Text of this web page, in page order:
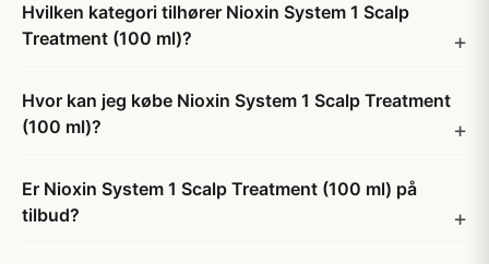
Hvilken kategori tilhører Nioxin System 1 Scalp
Treatment (100 ml)?
Hvor kan jeg købe Nioxin System 1 Scalp Treatment
(100 ml)?
Er Nioxin System 1 Scalp Treatment (100 ml) på
tilbud?